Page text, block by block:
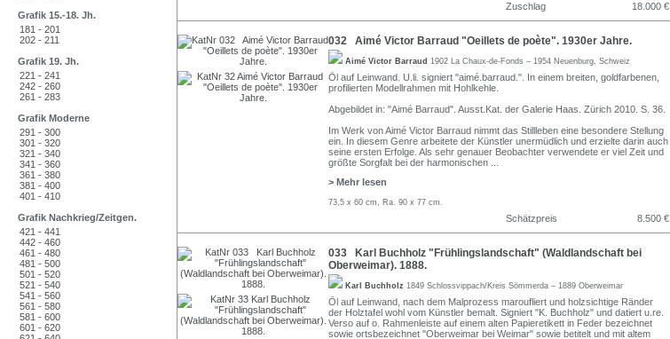
Grafik 15.-18. Jh.
181 - 201
202 - 211
Grafik 19. Jh.
221 - 241
242 - 260
261 - 283
Grafik Moderne
291 - 300
301 - 320
321 - 340
341 - 360
361 - 380
381 - 400
401 - 410
Grafik Nachkrieg/Zeitgen.
421 - 441
442 - 460
461 - 480
481 - 500
501 - 520
521 - 540
541 - 560
561 - 580
581 - 600
601 - 620
Zuschlag
18.000 €
032 Aimé Victor Barraud "Oeillets de poète". 1930er Jahre.
Aimé Victor Barraud 1902 La Chaux-de-Fonds – 1954 Neuenburg, Schweiz
Öl auf Leinwand. U.li. signiert "aimé.barraud.". In einem breiten, goldfarbenen,
profilierten Modellrahmen mit Hohlkehle.
Abgebildet in: "Aimé Barraud". Ausst.Kat. der Galerie Haas. Zürich 2010. S. 36.
Im Werk von Aimé Victor Barraud nimmt das Stillleben eine besondere Stellung
ein. In diesem Genre arbeitete der Künstler unermüdlich und erzielte darin auch
seine ersten Erfolge. Als sehr genauer Beobachter verwendete er viel Zeit und
größte Sorgfalt bei der harmonischen
> Mehr lesen
73,5 x 60 cm, Ra. 90 x 77 cm.
Schätzpreis 8.500 €
033 Karl Buchholz "Frühlingslandschaft" (Waldlandschaft bei
Oberweimar). 1888.
Karl Buchholz 1849 Schlossvippach/Kreis Sömmerda – 1889 Oberweimar
Öl auf Leinwand, nach dem Malprozess maroufliert und holzsichtige Ränder
der Holztafel wohl vom Künstler bemalt. Signiert "K. Buchholz" und datiert u.re.
Verso auf o. Rahmenleiste auf einem alten Papieretikett in Feder bezeichnet
sowie ortsbezeichnet "Oberweimar bei Weimar" sowie betitelt und mit altem